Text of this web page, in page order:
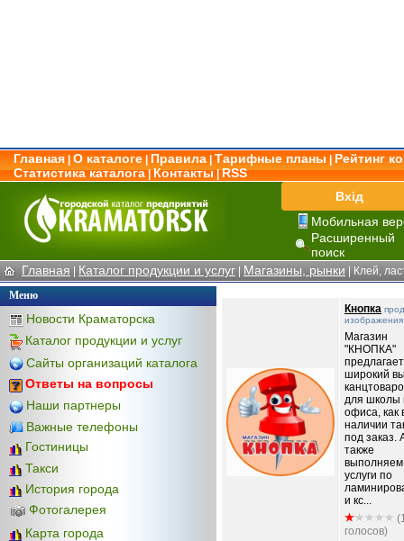
Главная О каталоге Правила Тарифные планы
Рейтинг
Статистика каталога|Контакты|RSS
Вхід
Мобильная
Расширенный
поиск
Главная | Каталог продукции и услуг | Магазины, рынки | Клей,
Меню
Новости Краматорска
Каталог продукции и услуг
Сайты организаций каталога
Ответы на вопросы
Наши партнеры
Важные телефоны
Гостиницы
Такси
История города
Фотогалерея
Карта города
Кнопка
изображения
Магазин
"КНОПКА"
предлагает
широкий
для школы
офиса, как
наличии
под заказ.
также
выполняем
услуги по
и кс...
голосов)